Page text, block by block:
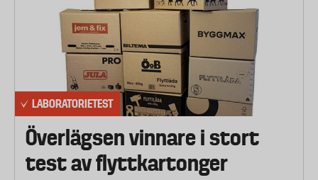
LABORATORIETEST
Överlägsen vinnare i stort
test av flyttkartonger